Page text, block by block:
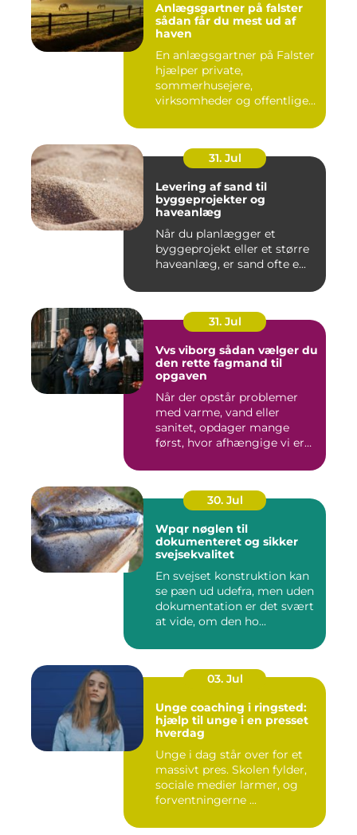
Anlægsgartner på falster
sådan får du mest ud af
haven
En anlægsgartner på Falster
hjælper private,
sommerhusejere,
virksomheder og offentlige
31. Jul
Levering af sand til
byggeprojekter og
haveanlæg
Når du planlægger et
byggeprojekt eller et større
haveanlæg, er sand ofte e...
31. Jul
Vvs viborg sådan vælger du
den rette fagmand til
opgaven
Når der opstår problemer
med varme, vand eller
sanitet, opdager mange
først, hvor afhængige vi er
30. Jul
Wpqr nøglen til
dokumenteret og sikker
svejsekvalitet
En svejset konstruktion kan
se pæn ud udefra, men uden
dokumentation er det svært
at vide, om den ho...
03. Jul
Unge coaching i ringsted:
hjælp til unge i en presset
hverdag
Unge i dag står over for et
massivt pres. Skolen fylder,
sociale medier larmer, og
forventningerne ...